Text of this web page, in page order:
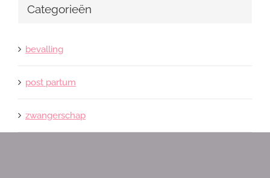
Categorieën
bevalling
post partum
zwangerschap